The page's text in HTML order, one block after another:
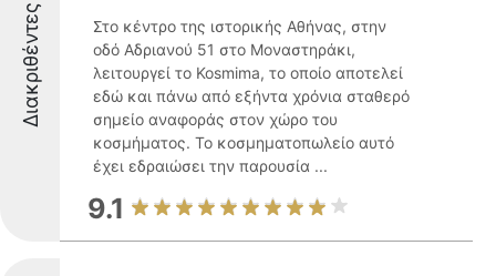
Διακριθέντες
Στο κέντρο της ιστορικής Αθήνας, στην
οδό Αδριανού 51 στο Μοναστηράκι,
λειτουργεί το Kosmima, το οποίο αποτελεί
εδώ και πάνω από εξήντα χρόνια σταθερό
σημείο αναφοράς στον χώρο του
κοσμήματος. Το κοσμηματοπωλείο αυτό
έχει εδραιώσει την παρουσία ...
9.1